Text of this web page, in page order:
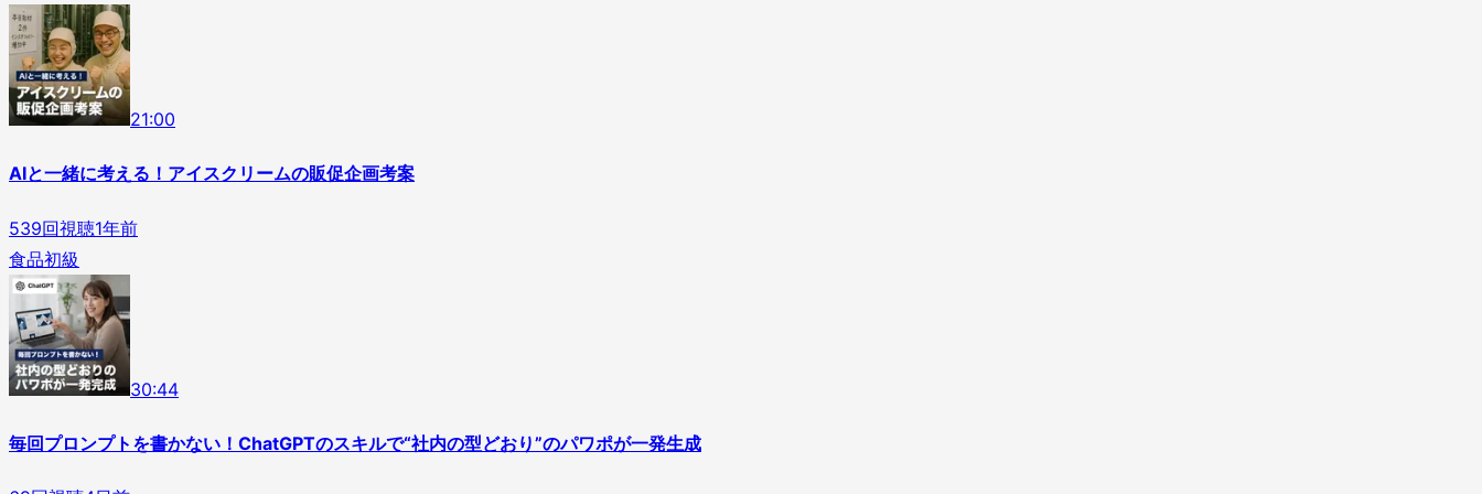
21:00
AIと一緒に考える！アイスクリームの販促企画考案
539回視聴1年前
食品初級
30:44
毎回プロンプトを書かない！ChatGPTのスキルで“社内の型どおり”のパワポが一発生成